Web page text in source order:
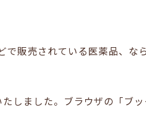
販売されている医薬品、な
しました。ブラウザの「ブ